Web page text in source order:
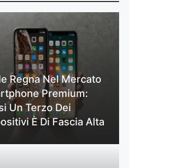
Regna Nel Mercato
Premium:
Un Terzo Dei
È Di Fascia Alta